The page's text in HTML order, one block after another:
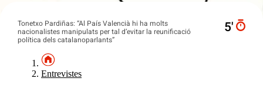
Tonetxo Pardiñas: “Al País Valencià hi ha molts
nacionalistes manipulats per tal d’evitar la reunificació
política dels catalanoparlants”
5′
Entrevistes